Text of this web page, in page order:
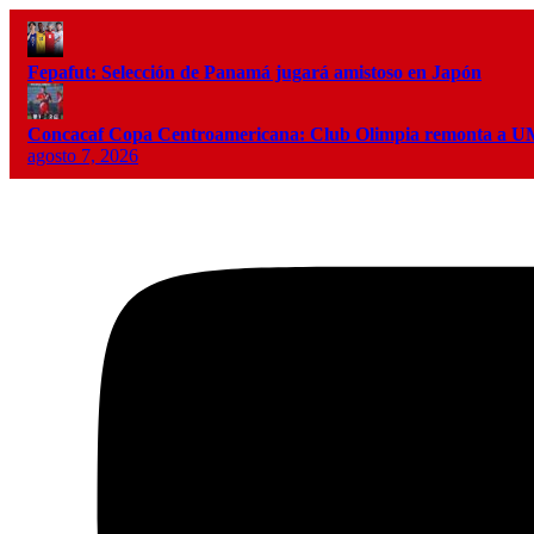
Fepafut: Selección de Panamá jugará amistoso en Japón
Concacaf Copa Centroamericana: Club Olimpia remonta a
agosto 7, 2026